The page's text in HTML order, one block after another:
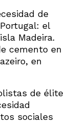
de
el
Madeira.
cemento en
en
de élite
sociales